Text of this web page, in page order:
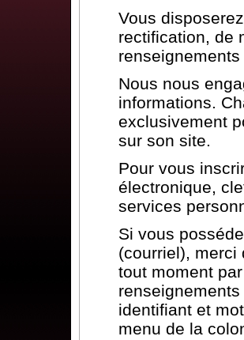
Vous
rectification, de
renseignements
Nous nous
informations.
exclusivement
sur son site.
Pour vous
électronique,
services
Si vous
(courriel), merci
tout moment
identifiant et
menu de la